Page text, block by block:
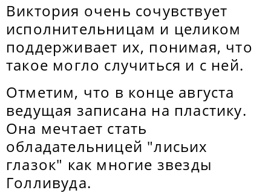
Виктория очень сочувствует
исполнительницам и целиком
поддерживает их, понимая, что
такое могло случиться и с ней.
Отметим, что в конце августа
ведущая записана на пластику.
Она мечтает стать
обладательницей "лисьих
глазок" как многие звезды
Голливуда.